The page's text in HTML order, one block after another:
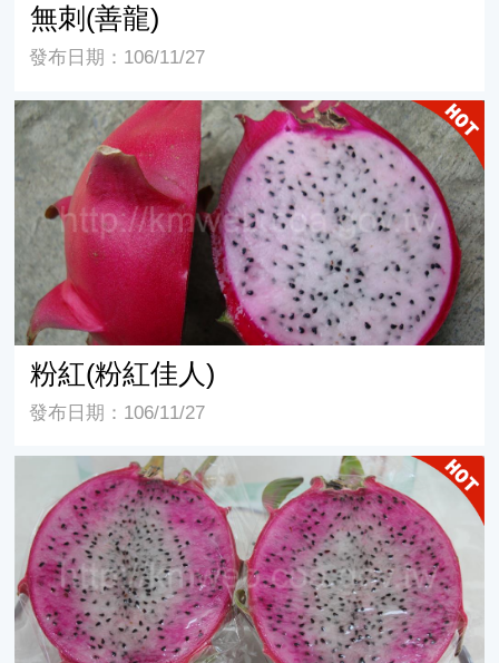
無刺(善龍)
發布日期：106/11/27
粉紅(粉紅佳人)
粉紅(粉紅佳人)
發布日期：106/11/27